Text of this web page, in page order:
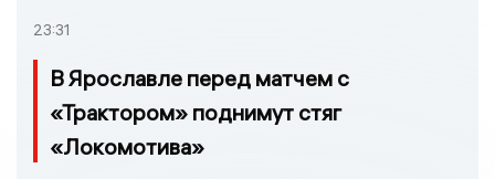
23:31
В Ярославле перед матчем с
«Трактором» поднимут стяг
«Локомотива»